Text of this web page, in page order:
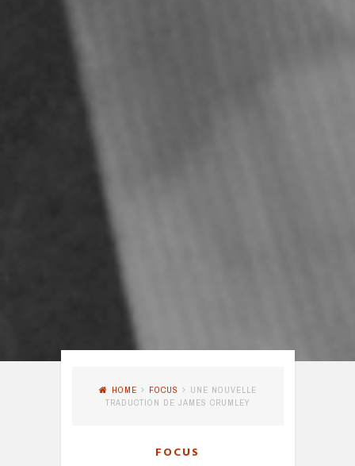
HOME FOCUS
UNE NOUVELLE
TRADUCTION DE JAMES CRUMLEY
FOCUS